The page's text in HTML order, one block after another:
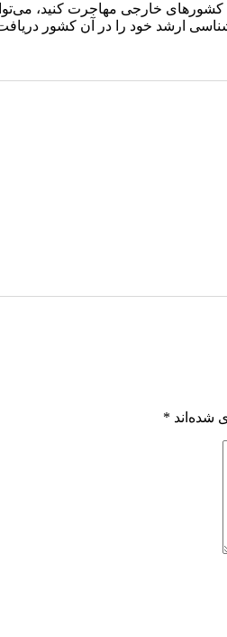
خارجی مهاجرت کنید،
ارشد خود را در آن کشور دریافت
شده‌اند *